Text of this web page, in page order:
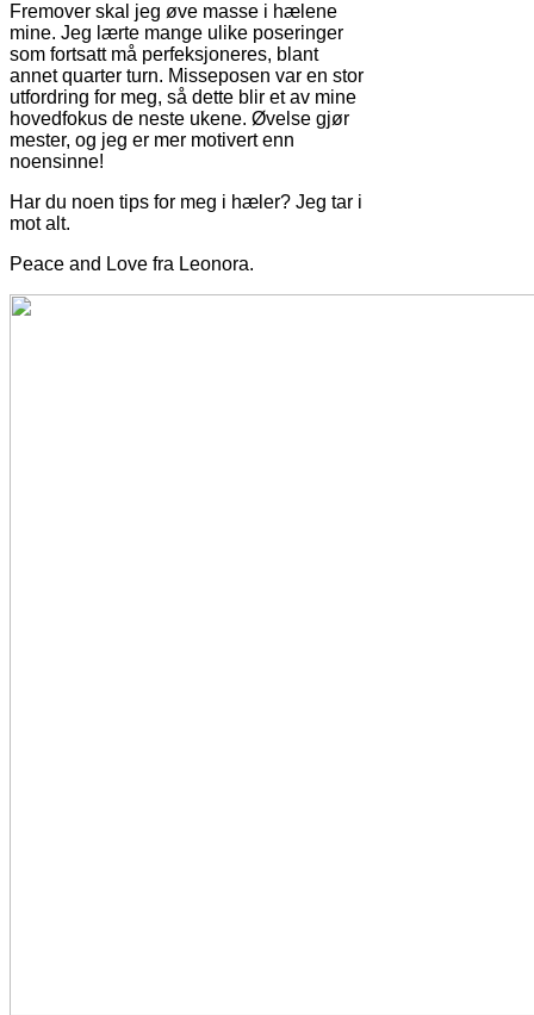
Fremover skal jeg øve masse i hælene
mine. Jeg lærte mange ulike poseringer
som fortsatt må perfeksjoneres, blant
annet quarter turn. Misseposen var en stor
utfordring for meg, så dette blir et av mine
hovedfokus de neste ukene. Øvelse gjør
mester, og jeg er mer motivert enn
noensinne!
Har du noen tips for meg i hæler? Jeg tar i
mot alt.
Peace and Love fra Leonora.